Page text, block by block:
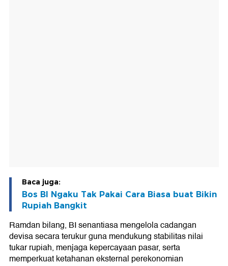
Baca juga:
Bos BI Ngaku Tak Pakai Cara Biasa buat Bikin
Rupiah Bangkit
Ramdan bilang, BI senantiasa mengelola cadangan
devisa secara terukur guna mendukung stabilitas nilai
tukar rupiah, menjaga kepercayaan pasar, serta
memperkuat ketahanan eksternal perekonomian